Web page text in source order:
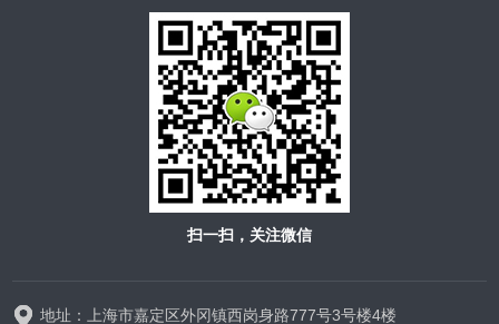
扫一扫，关注微信
地址：上海市嘉定区外冈镇西岗身路777号3号楼4楼